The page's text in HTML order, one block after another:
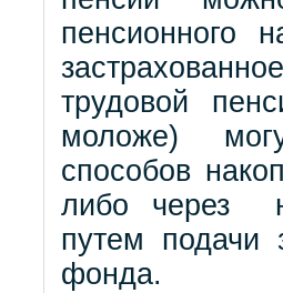
пенсионного
трудовой
моложе)
способов
либо через
путем подачи
фонда.